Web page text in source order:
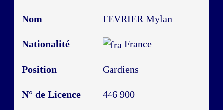
Nom FEVRIER Mylan
Nationalité France
Position Gardiens
N° de Licence 446 900